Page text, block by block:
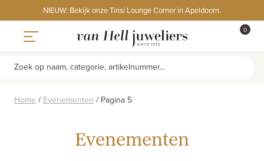
to
content
NIEUW: Bekijk onze Tirisi Lounge Corner in Apeldoorn.
0
Zoek op naam, categorie, artikelnummer...
Home / Evenementen / Pagina 5
Evenementen